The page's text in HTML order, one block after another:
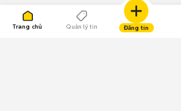
Trang chủ Quản lý tin Đăng tin